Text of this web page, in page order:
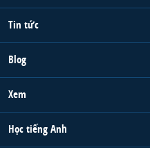
Tin tức
Blog
Xem
Học tiếng Anh